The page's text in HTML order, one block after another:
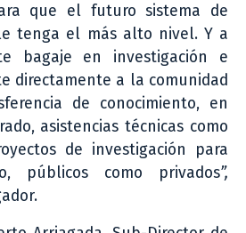
que el futuro sistema de
tenga el más alto nivel. Y a
bagaje en investigación e
directamente a la comunidad
de conocimiento, en
asistencias técnicas como
de investigación para
públicos como privados”,